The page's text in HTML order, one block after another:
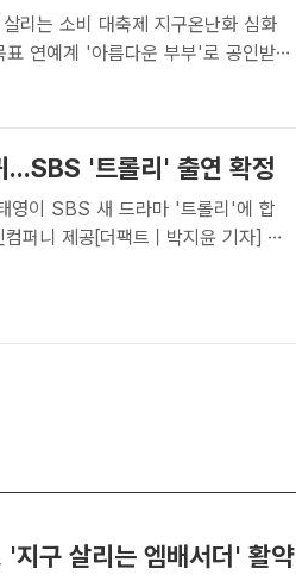
리는 소비 대축제 지구온난화 심화
받고
캠페인성 앰배서더 활동을 통해 환경
...SBS '트롤리' 출연 확정
퍼니 제공[더팩트｜박지윤 기자] 배
사 인컴퍼니는 16일 "기태영이 SBS
'지구 살리는 엠배서더' 활약